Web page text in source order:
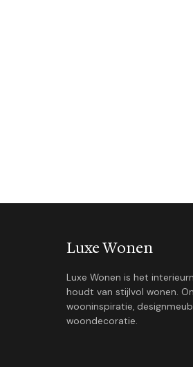
Luxe Wonen
Luxe Wonen is het
houdt van stijlvol wonen.
wooninspiratie,
woondecoratie.